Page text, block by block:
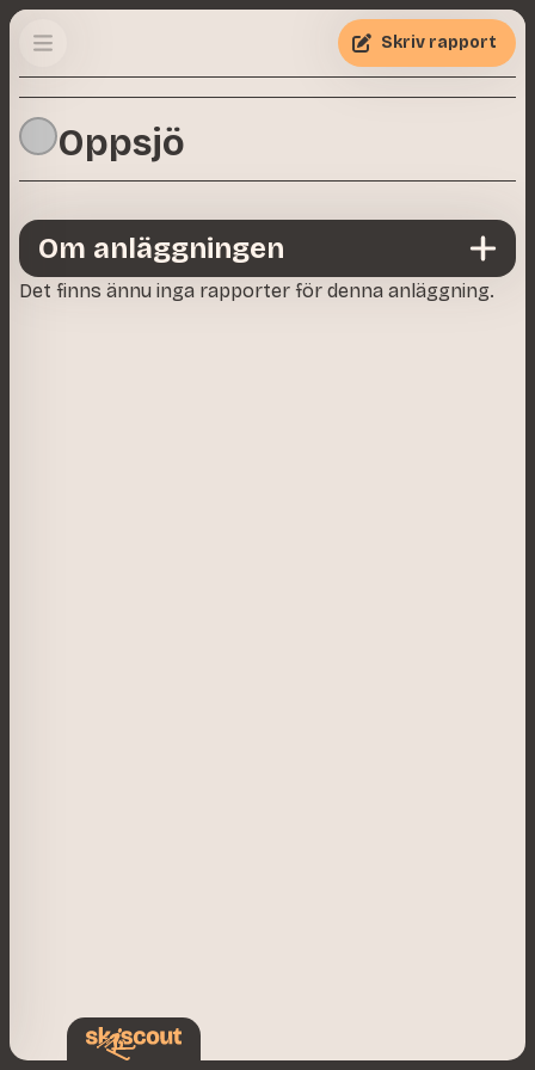
Oppsjö
Skriv rapport
Det finns ännu inga rapporter för denna anläggning.
Om anläggningen